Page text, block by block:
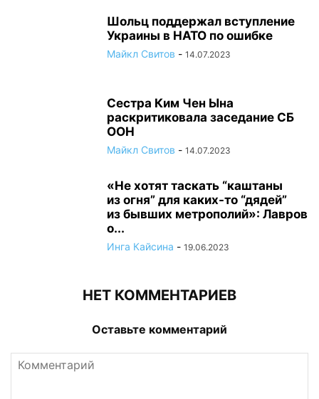
Шольц поддержал вступление
Украины в НАТО по ошибке
Майкл Свитов - 14.07.2023
Сестра Ким Чен Ына
раскритиковала заседание СБ
ООН
Майкл Свитов - 14.07.2023
«Не хотят таскать “каштаны
из огня” для каких-то “дядей”
из бывших метрополий»: Лавров
о...
Инга Кайсина - 19.06.2023
НЕТ КОММЕНТАРИЕВ
Оставьте комментарий